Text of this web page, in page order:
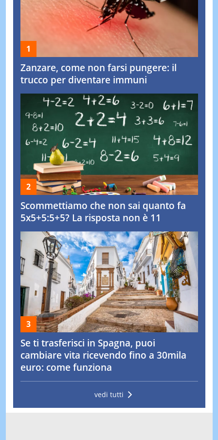
Zanzare, come non farsi pungere: il
trucco per diventare immuni
Scommettiamo che non sai quanto fa
5x5+5:5+5? La risposta non è 11
Se ti trasferisci in Spagna, puoi
cambiare vita ricevendo fino a 30mila
euro: come funziona
vedi tutti